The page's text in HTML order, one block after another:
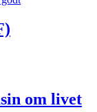
om livet